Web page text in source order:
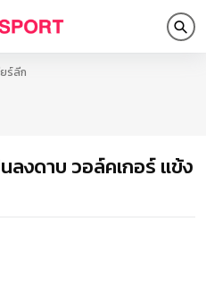
ร์ลีก
ลงดาบ วอล์คเกอร์ แข้ง